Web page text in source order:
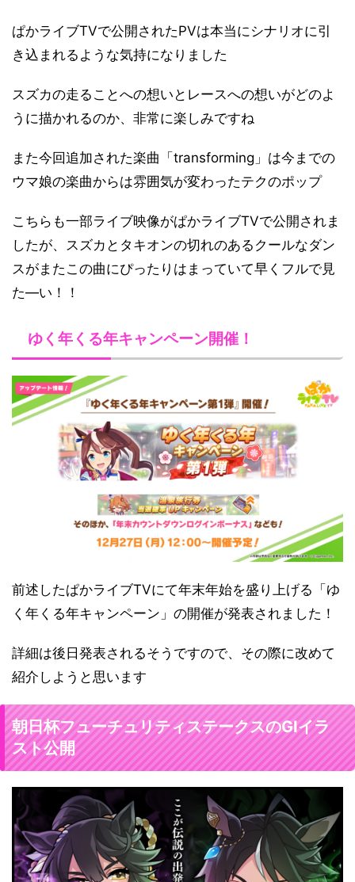
ぱかライブTVで公開されたPVは本当にシナリオに引
き込まれるような気持になりました
スズカの走ることへの想いとレースへの想いがどのよ
うに描かれるのか、非常に楽しみですね
また今回追加された楽曲「transforming」は今までの
ウマ娘の楽曲からは雰囲気が変わったテクのポップ
こちらも一部ライブ映像がぱかライブTVで公開されま
したが、スズカとタキオンの切れのあるクールなダン
スがまたこの曲にぴったりはまっていて早くフルで見
た―い！！
ゆく年くる年キャンペーン開催！
前述したぱかライブTVにて年末年始を盛り上げる「ゆ
く年くる年キャンペーン」の開催が発表されました！
詳細は後日発表されるそうですので、その際に改めて
紹介しようと思います
朝日杯フューチュリティステークスのGⅠイラ
スト公開